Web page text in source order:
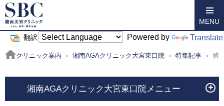
翻訳 Powered by Translate
MENU
クリニック案内 湘南AGAクリニック大宮東口院 特集記事 臍
湘南AGAクリニック大宮東口院メニュー